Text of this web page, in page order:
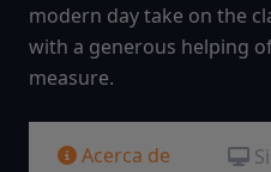
modern day take on the
with a generous helping
measure.
Acerca de